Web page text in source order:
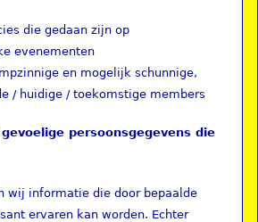
die gedaan zijn op
evenementen
en mogelijk schunnige,
/ huidige / toekomstige members
persoonsgegevens die
wij informatie die door bepaalde
ervaren kan worden. Echter